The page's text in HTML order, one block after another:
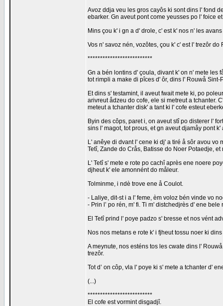
Avoz ddja veu les gros cayôs ki sont dins l' fond
ebarker. Gn aveut pont come yeusses po l' foice
Mins çou k' i gn a d' drole, c' est k' nos n' les
Vos n' savoz nén, vozôtes, çou k' c' est l' trezôr
**************************
Gn a bén lontins d' çoula, divant k' on n' mete les
tot rimpli a make di pîces d' ôr, dins l' Rouwå Sint-
Et dins s' testamint, il aveut fwait mete ki, po
arivreut ådzeu do cofe, ele si metreut a tchanter.
meteut a tchanter disk' a tant ki l' cofe esteut
Byin des côps, paret i, on aveut stî po disterer l'
sins l' magot, tot prous, et gn aveut djamåy pont
L' anêye di dvant l' cene ki dj' a tiré å sôr avou
Tetî, Zande do Crås, Batisse do Noer Potaedje,
L' Tetî s' mete e rote po cachî après ene noere
djheut k' ele amonnént do måleur.
Tolminme, i ndè trove ene å Coulot.
- Laliye, dit-st i a l' feme, èm voloz bén vinde vo
- Prin l’ po rén, m' fi. Ti m' distchedjrès d' ene
El Tetî prind l' poye padzo s' bresse et nos vént
Nos nos metans e rote k' i fjheut tossu noer ki dins
A meynute, nos esténs tos les cwate dins l'
trezôr.
Tot d’ on côp, vla l' poye ki s' mete a tchanter d'
(...)
**************************
El cofe est vormint disgadjî.